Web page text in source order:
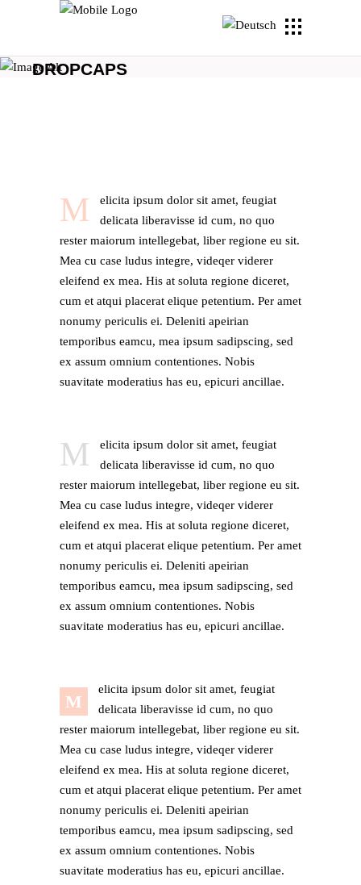
DROPCAPS
M
elicita ipsum dolor sit amet, feugiat
delicata liberavisse id cum, no quo
rester maiorum intellegebat, liber regione eu sit.
Mea cu case ludus integre, videqer viderer
eleifend ex mea. His at soluta regione diceret,
cum et atqui placerat elique petentium. Per amet
nonumy periculis ei. Deleniti apeirian
temporibus eamcu, mea ipsum sadipscing, sed
ex assum omnium contentiones. Nobis
suavitate moderatius has eu, epicuri ancillae.
M
elicita ipsum dolor sit amet, feugiat
delicata liberavisse id cum, no quo
rester maiorum intellegebat, liber regione eu sit.
Mea cu case ludus integre, videqer viderer
eleifend ex mea. His at soluta regione diceret,
cum et atqui placerat elique petentium. Per amet
nonumy periculis ei. Deleniti apeirian
temporibus eamcu, mea ipsum sadipscing, sed
ex assum omnium contentiones. Nobis
suavitate moderatius has eu, epicuri ancillae.
M
elicita ipsum dolor sit amet, feugiat
delicata liberavisse id cum, no quo
rester maiorum intellegebat, liber regione eu sit.
Mea cu case ludus integre, videqer viderer
eleifend ex mea. His at soluta regione diceret,
cum et atqui placerat elique petentium. Per amet
nonumy periculis ei. Deleniti apeirian
temporibus eamcu, mea ipsum sadipscing, sed
ex assum omnium contentiones. Nobis
suavitate moderatius has eu, epicuri ancillae.